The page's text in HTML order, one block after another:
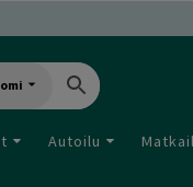
Autoilu